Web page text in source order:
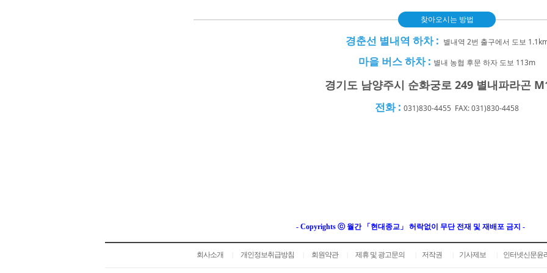
찾아오시는 방법
경춘선 별내역 하차 : 별내역 2번 출구에서 도보
마을 버스 하차 : 별내 농협 후문 하자 도보 113m
경기도 남양주시 순화궁로 249 별내파라곤
전화 : 031)830-4455 FAX: 031)830-4458
- Copyrights ⓒ 월간 「현대종교」 허락없이 무단 전재 및 재배포 금지 -
회사소개 개인정보취급방침 회원약관 제휴 및 광고문의 저작권 기사제보 인터넷신문윤